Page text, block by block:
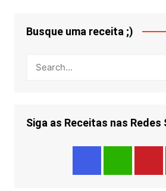
Busque uma receita ;)
Siga as Receitas nas Redes